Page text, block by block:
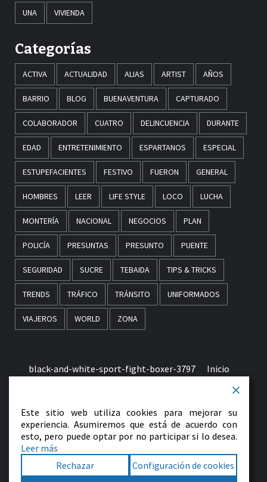
UNA VIVIENDA
Categorías
ACTIVA ACTUALIDAD ALIAS ARTIST AÑOS
BARRIO BLOG BUENAVENTURA CAPTURADO
COLABORADOR CUATRO DELINCUENCIA DURANTE
EDAD ENTRETENIMIENTO ESPARTANOS ESPECIAL
ESTUPEFACIENTES FESTIVO FUERON GENERAL
HOMBRES LEER LIFE STYLE LOCO LUCHA
MONTERÍA NACIONAL NEGOCIOS PLAN
POLICÍA PRESUNTAS PRESUNTO PUENTE
SEGURIDAD SUCRE TEBAIDA TIPS & TRICKS
TRENDS TRÁFICO TRÁNSITO UNIFORMADOS
VIAJEROS WORLD ZONA
black-and-white-sport-fight-boxer-3797 Inicio
early-morning-in-monaco-picjumbo-com
Facebook LinkedIn
VK YouTubeInstagram
Este sitio web utiliza cookies para mejorar su
experiencia. Asumiremos que está de acuerdo con
esto, pero puede optar por no participar si lo desea.
Leer más
Rechazar
Configuración de cookies